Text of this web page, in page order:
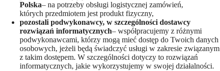
Polska– na potrzeby obsługi logistycznej zamówień,
których przedmiotem jest produkt fizyczny,
pozostali podwykonawcy, w szczególności dostawcy
rozwiązań informatycznych– współpracujemy z różnymi
podwykonawcami, którzy mogą mieć dostęp do Twoich danych
osobowych, jeżeli będą świadczyć usługi w zakresie związanym
z takim dostępem. W szczególności dotyczy to rozwiązań
informatycznych, jakie wykorzystujemy w swojej działalności.